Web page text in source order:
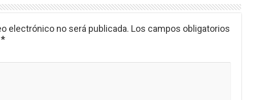
electrónico no será publicada. Los campos obligatorios
*